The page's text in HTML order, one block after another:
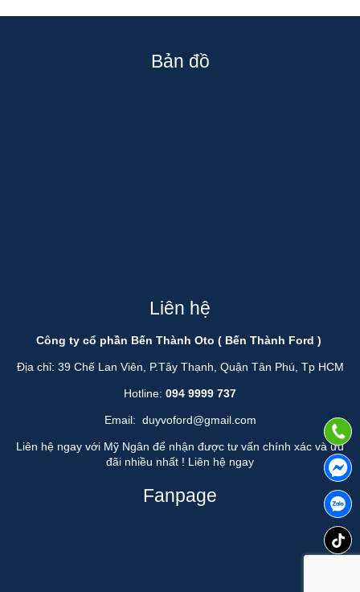
Bản đồ
Liên hệ
Công ty cổ phần Bến Thành Oto ( Bến Thành Ford )
Địa chỉ: 39 Chế Lan Viên, P.Tây Thạnh, Quận Tân Phú, Tp HCM
Hotline: 094 9999 737
Email: duyvoford@gmail.com
Liên hệ ngay với Mỹ Ngân để nhận được tư vấn chính xác và ưu
đãi nhiều nhất ! Liên hệ ngay
Fanpage